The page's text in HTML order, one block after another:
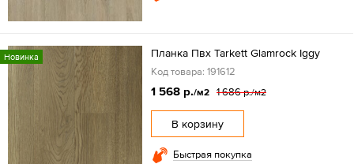
Новинка Планка Пвх Tarkett Glamrock Iggy
Код товара: 191612
1 568 р./м2 1 686 р./м2
В корзину
Быстрая покупка